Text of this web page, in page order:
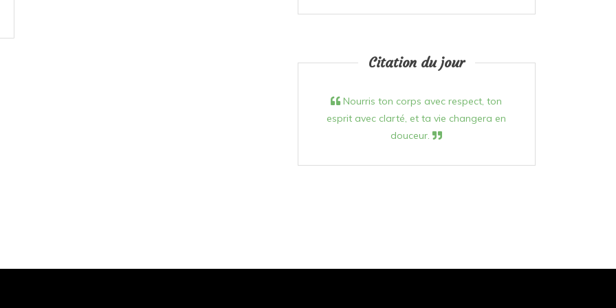
Citation du jour
Nourris ton corps avec respect, ton
esprit avec clarté, et ta vie changera en
douceur.